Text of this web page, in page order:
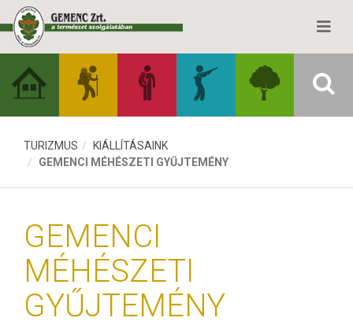
TURIZMUS
KIÁLLÍTÁSAINK
GEMENCI MÉHÉSZETI GYŰJTEMÉNY
GEMENCI
MÉHÉSZETI
GYŰJTEMÉNY